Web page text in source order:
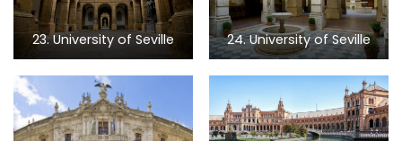
23. University of Seville 24. University of Seville